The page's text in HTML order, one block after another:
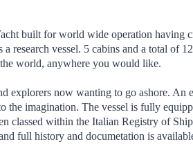
built for world wide operation having
research vessel. 5 cabins and a total of
world, anywhere you would like.
explorers now wanting to go ashore. An
the imagination. The vessel is fully
classed within the Italian Registry of
full history and documetation is